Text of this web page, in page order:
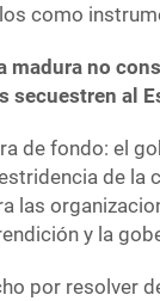
como
madura no
secuestren al
de fondo: el
de la
las
y la
por resolver